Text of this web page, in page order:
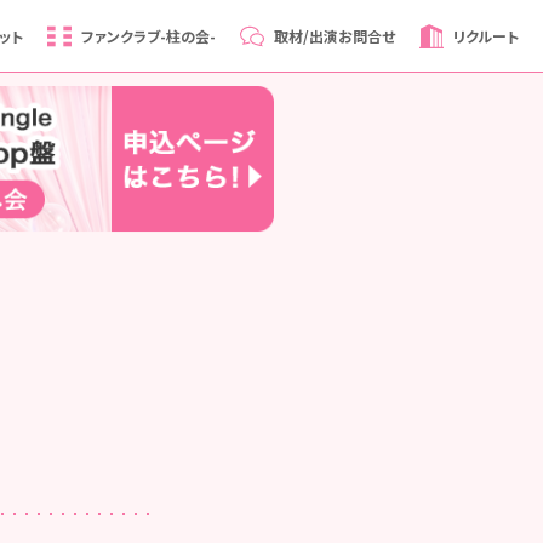
ト ファンクラブ-柱の会- 取材/出演お問合せ リクルート